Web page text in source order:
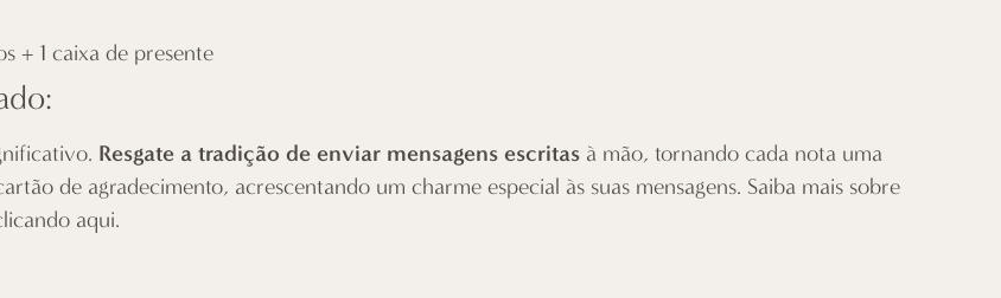
+ 1 caixa de presente
Resgate a tradição de enviar mensagens escritas à mão, tornando cada nota uma
de agradecimento, acrescentando um charme especial às suas mensagens. Saiba mais sobre
aqui.